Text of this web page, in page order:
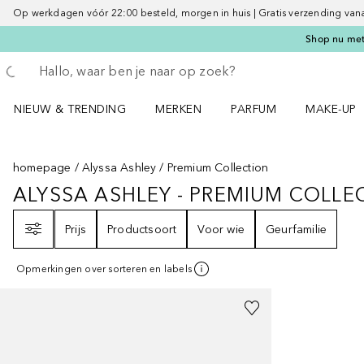
Op werkdagen vóór 22:00 besteld, morgen in huis | Gratis verzending
Shop nu
Ga terug
Zoekopdracht uitvoeren
NIEUW & TRENDING
MERKEN
PARFUM
MAKE-UP
homepage Alyssa Ashley Premium Collection
ALYSSA ASHLEY - PREMIUM
ALYSSA ASHLEY - PREMIUM
Prijs
Productsoort Voor wie Geurfamilie
Opmerkingen over sorteren en labels